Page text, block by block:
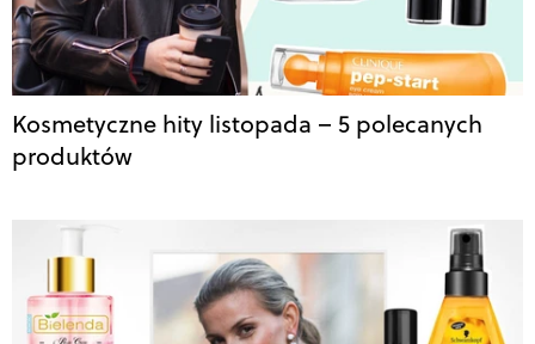
Kosmetyczne hity listopada – 5 polecanych
produktów